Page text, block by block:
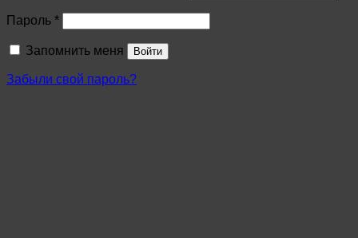
Пароль *
Запомнить меня Войти
Забыли свой пароль?